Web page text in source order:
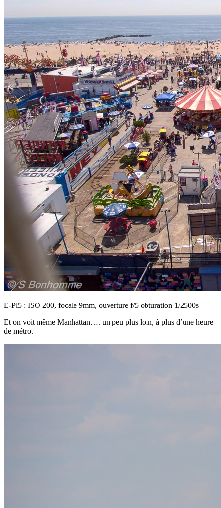
E-Pl5 : ISO 200, focale 9mm, ouverture f/5 obturation 1/2500s
Et on voit même Manhattan…. un peu plus loin, à plus d’une heure
de métro.